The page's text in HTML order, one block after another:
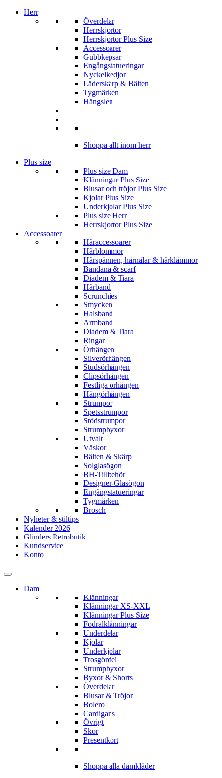
Herr
Överdelar
Herrskjortor
Herrskjortor Plus Size
Accessoarer
Gubbkepsar
Engångstatueringar
Nyckelkedjor
Läderskärp & Bälten
Tygmärken
Hängslen
Shoppa allt inom herr
Plus size
Plus size Dam
Klänningar Plus Size
Blusar och tröjor Plus Size
Kjolar Plus Size
Underkjolar Plus Size
Plus size Herr
Herrskjortor Plus Size
Accessoarer
Håraccessoarer
Hårblommor
Hårspännen, hårnålar & hårklämmor
Bandana & scarf
Diadem & Tiara
Hårband
Scrunchies
Smycken
Halsband
Armband
Diadem & Tiara
Ringar
Örhängen
Silverörhängen
Studsörhängen
Clipsörhängen
Festliga örhängen
Hängörhängen
Strumpor
Spetsstrumpor
Stödstrumpor
Strumpbyxor
Utvalt
Väskor
Bälten & Skärp
Solglasögon
BH-Tillbehör
Designer-Glasögon
Engångstatueringar
Tygmärken
Brosch
Nyheter & stiltips
Kalender 2026
Glinders Retrobutik
Kundservice
Konto
Dam
Klänningar
Klänningar XS-XXL
Klänningar Plus Size
Fodralklänningar
Underdelar
Kjolar
Underkjolar
Trosgördel
Strumpbyxor
Byxor & Shorts
Överdelar
Blusar & Tröjor
Bolero
Cardigans
Övrigt
Skor
Presentkort
Shoppa alla damkläder